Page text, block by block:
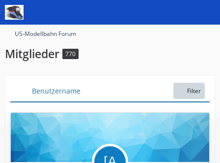
US-Modellbahn Forum
Mitglieder 770
Benutzername Filter